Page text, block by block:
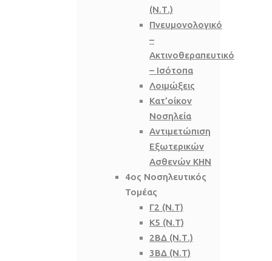
(Ν.Τ.)
Πνευμονολογικό
–
Ακτινοθεραπευτικό
– Ισότοπα
Λοιμώξεις
Κατ’οίκον
Νοσηλεία
Αντιμετώπιση
Εξωτερικών
Ασθενών ΚΗΝ
4ος Νοσηλευτικός
Τομέας
Γ2 (Ν.Τ)
Κ5 (Ν.Τ)
2ΒΔ (Ν.Τ.)
3ΒΔ (Ν.Τ)